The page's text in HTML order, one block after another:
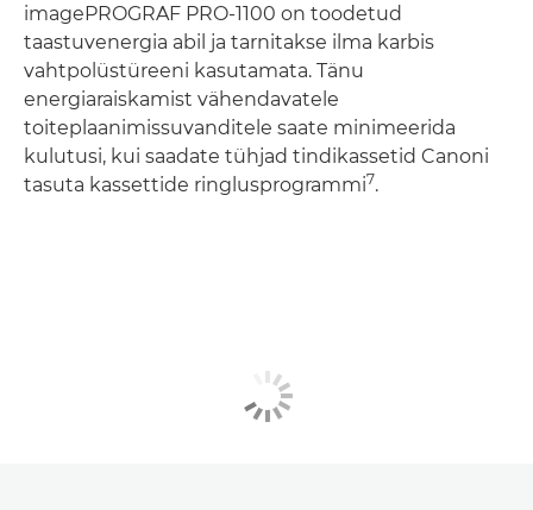
imagePROGRAF PRO-1100 on toodetud
taastuvenergia abil ja tarnitakse ilma karbis
vahtpolüstüreeni kasutamata. Tänu
energiaraiskamist vähendavatele
toiteplaanimissuvanditele saate minimeerida
kulutusi, kui saadate tühjad tindikassetid Canoni
tasuta kassettide ringlusprogrammi7.